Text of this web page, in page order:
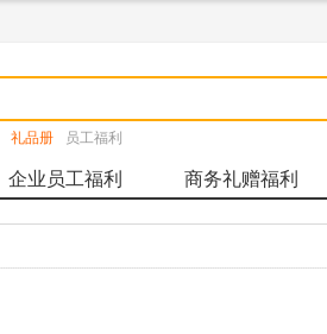
礼品册 员工福利
企业员工福利 商务礼赠福利